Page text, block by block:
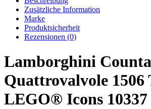
Zusätzliche Information
Marke
Produktsicherheit
Rezensionen (0)
Lamborghini
Quattrovalvole 1506
LEGO® Icons 10337